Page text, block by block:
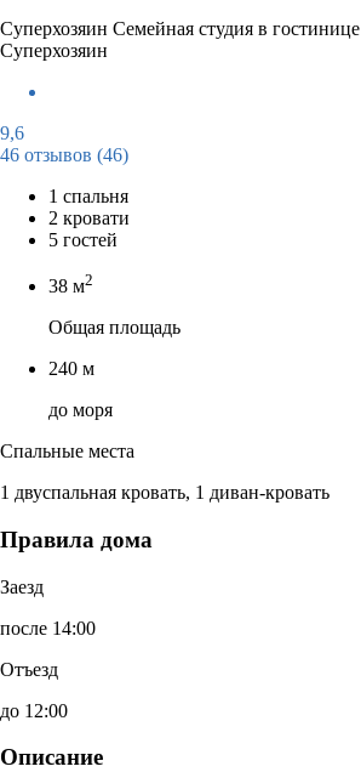
Суперхозяин Семейная студия в гостинице
Суперхозяин
9,6
46 отзывов (46)
1 спальня
2 кровати
5 гостей
38 м2
Общая площадь
240 м
до моря
Спальные места
1 двуспальная кровать, 1 диван-кровать
Правила дома
Заезд
после 14:00
Отъезд
до 12:00
Описание